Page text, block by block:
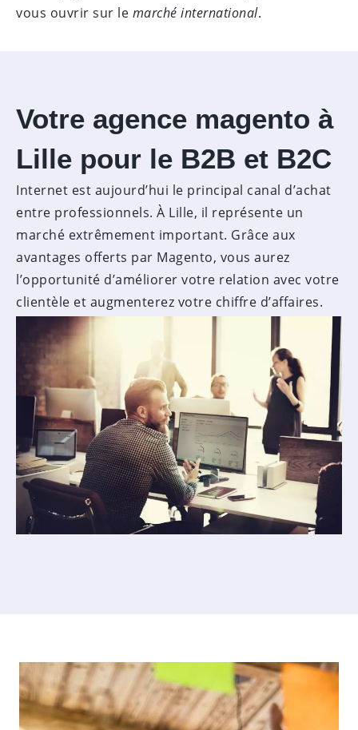
vous ouvrir sur le marché international.
Votre agence magento à
Lille pour le B2B et B2C
Internet est aujourd’hui le principal canal d’achat
entre professionnels. À Lille, il représente un
marché extrêmement important. Grâce aux
avantages offerts par Magento, vous aurez
l’opportunité d’améliorer votre relation avec votre
clientèle et augmenterez votre chiffre d’affaires.